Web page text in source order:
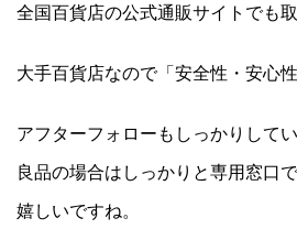
全国百貨店の公式通販サイトでも
大手百貨店なので「安全性・安心
アフターフォローもしっかりして
良品の場合はしっかりと専用窓口
嬉しいですね。